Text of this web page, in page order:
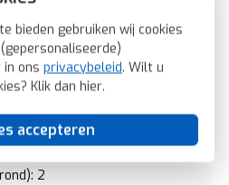
bieden gebruiken wij cookies
ons privacybeleid. Wilt u
Klik dan hier.
accepteren
(IP): IP20
Millimeter (mm)
Millimeter (mm)
Millimeter (mm)
2